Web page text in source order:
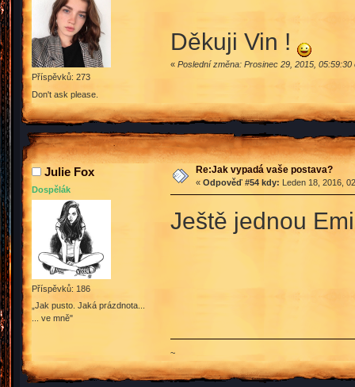
Příspěvků: 273
Don't ask please.
Děkuji Vin !
« Poslední změna: Prosinec 29, 2015, 05:59:30
Julie Fox
Dospělák
Příspěvků: 186
„Jak pusto. Jaká prázdnota...
... ve mně"
Re:Jak vypadá vaše postava?
« Odpověď #54 kdy: Leden 18, 2016,
Ještě jednou
~